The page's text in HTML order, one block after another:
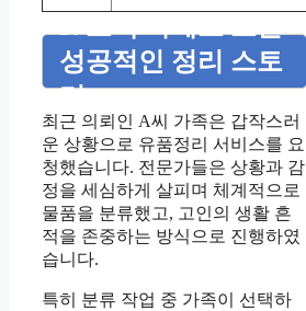
성공적인 정리 스토
리
최근 의뢰인 A씨 가족은 갑작스러
운 상황으로 유품정리 서비스를 요
청했습니다. 전문가들은 상황과 감
정을 세심하게 살피며 체계적으로
물품을 분류했고, 고인의 생활 흔
적을 존중하는 방식으로 진행하였
습니다.
특히 분류 작업 중 가족이 선택하